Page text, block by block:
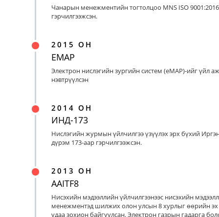
Чанарын менежментийн тогтолцоо MNS ISO
гэрчилгээжсэн.
2015 ОН
EMAP
Электрон нислэгийн зургийн систем (eMAP)-ийг үйл
нэвтрүүлсэн
2014 ОН
ИНД-173
Нислэгийн журмын үйлчилгээ үзүүлэх эрх бүхий
дүрэм 173-аар гэрчилгээжсэн.
2013 ОН
AAITF8
Нисэхийн мэдээллийн үйлчилгээнээс нисэхийн
менежментэд шилжих олон улсын 8 хурлыг өөрийн
удаа зохион байгуулсан. Электрон газрын гадарга